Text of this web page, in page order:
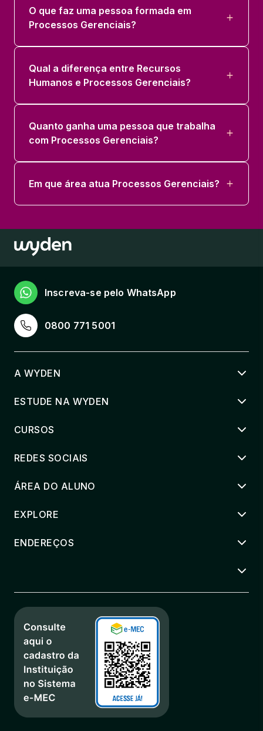
O que faz uma pessoa formada em
Processos Gerenciais?
Qual a diferença entre Recursos
Humanos e Processos Gerenciais?
Quanto ganha uma pessoa que trabalha
com Processos Gerenciais?
Em que área atua Processos Gerenciais?
0800 771 5001
Inscreva-se pelo WhatsApp
A WYDEN
ESTUDE NA WYDEN
CURSOS
REDES SOCIAIS
ÁREA DO ALUNO
EXPLORE
ENDEREÇOS